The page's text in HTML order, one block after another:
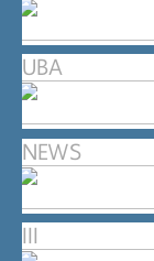
UBA
NEWS
III